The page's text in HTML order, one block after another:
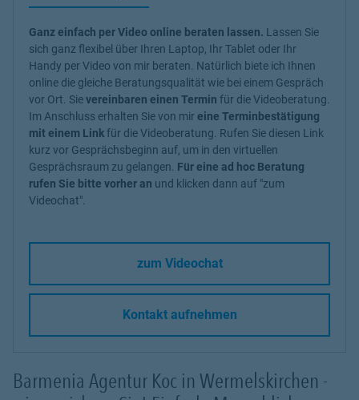
Ganz einfach per Video online beraten lassen. Lassen Sie
sich ganz flexibel über Ihren Laptop, Ihr Tablet oder Ihr
Handy per Video von mir beraten. Natürlich biete ich Ihnen
online die gleiche Beratungsqualität wie bei einem Gespräch
vor Ort. Sievereinbaren einen Termin für die Videoberatung.
Im Anschluss erhalten Sie von mireine Terminbestätigung
mit einem Linkfür die Videoberatung. Rufen Sie diesen Link
kurz vor Gesprächsbeginn auf, um in den virtuellen
Gesprächsraum zu gelangen. Für eine ad hoc Beratung
rufen Sie bitte vorher an und klicken dann auf "zum
Videochat".
zum Videochat
Kontakt aufnehmen
Barmenia Agentur Koc in Wermelskirchen -